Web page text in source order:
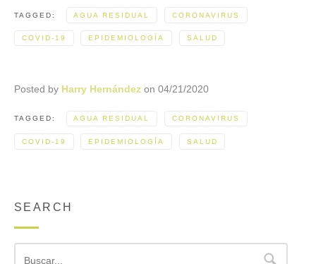
TAGGED: AGUA RESIDUAL CORONAVIRUS
COVID-19 EPIDEMIOLOGÍA SALUD
Posted by Harry Hernández on 04/21/2020
TAGGED: AGUA RESIDUAL CORONAVIRUS
COVID-19 EPIDEMIOLOGÍA SALUD
SEARCH